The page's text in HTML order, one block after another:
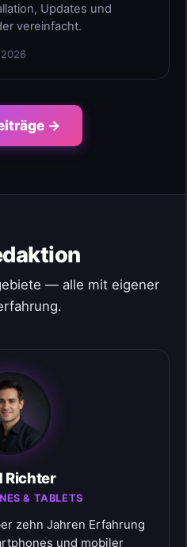
Updates und
vereinfacht.
→
— alle mit eigener
Richter
& TABLETS
zehn Jahren Erfahrung
und mobiler